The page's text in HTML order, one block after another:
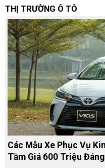
THỊ TRƯỜNG Ô TÔ
Các Mẫu Xe Phục Vụ
Tầm Giá 600 Triệu